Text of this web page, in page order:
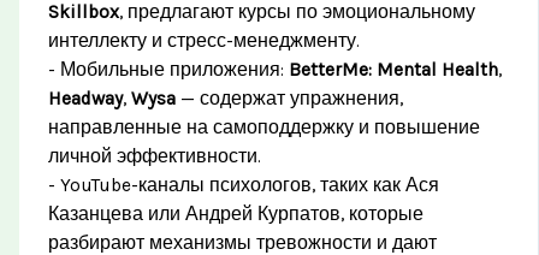
Skillbox, предлагают курсы по эмоциональному
интеллекту и стресс-менеджменту.
- Мобильные приложения: BetterMe: Mental Health,
Headway,Wysa — содержат упражнения,
направленные на самоподдержку и повышение
личной эффективности.
- YouTube-каналы психологов, таких как Ася
Казанцева или Андрей Курпатов, которые
разбирают механизмы тревожности и дают